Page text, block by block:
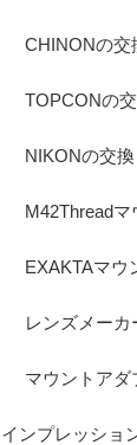
CHINONの交
TOPCONの
NIKONの交
M42Thread
EXAKTAマウ
レンズメー
マウントアダ
インプレッショ